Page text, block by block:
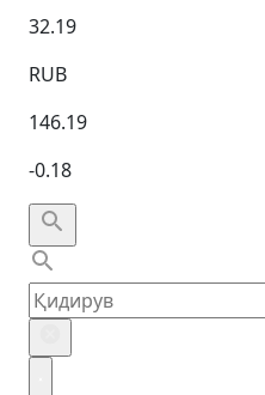
32.19
RUB
146.19
-0.18